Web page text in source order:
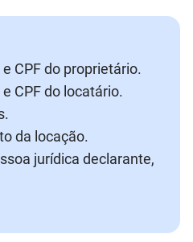
CPF do proprietário.
CPF do locatário.
da locação.
jurídica declarante,